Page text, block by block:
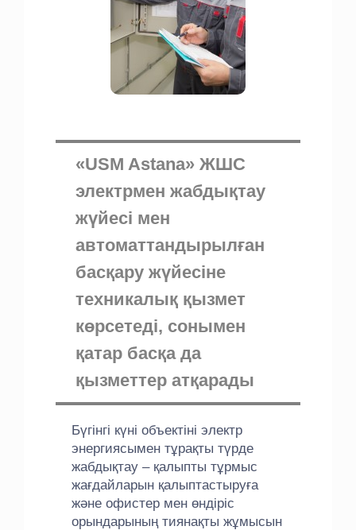
«USM Astana» ЖШС
электрмен жабдықтау
жүйесі мен
автоматтандырылған
басқару жүйесіне
техникалық қызмет
көрсетеді, сонымен
қатар басқа да
қызметтер атқарады
Бүгінгі күні объектіні электр
энергиясымен тұрақты түрде
жабдықтау – қалыпты тұрмыс
жағдайларын қалыптастыруға
және офистер мен өндіріс
орындарының тиянақты жұмысын